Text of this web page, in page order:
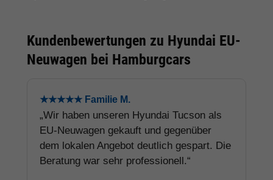
Kundenbewertungen zu Hyundai EU-
Neuwagen bei Hamburgcars
★★★★★ Familie M.
„Wir haben unseren Hyundai Tucson als
EU-Neuwagen gekauft und gegenüber
dem lokalen Angebot deutlich gespart. Die
Beratung war sehr professionell.“